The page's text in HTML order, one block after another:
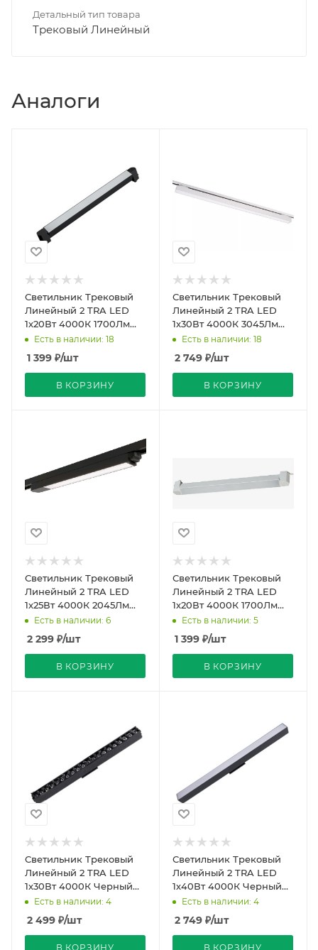
Детальный тип товара
Трековый Линейный
Аналоги
Светильник Трековый
Линейный 2 TRA LED
1х20Вт 4000К 1700Лм
Черный 336мм 104º
Поворотный REDIGLE
(30)
Есть в наличии: 18
1 399 ₽/шт
В КОРЗИНУ
Светильник Трековый
Линейный 2 TRA LED
1х30Вт 4000К 3045Лм
Белый 660мм 104º
Поворотный REDIGLE
(20)
Есть в наличии: 18
2 749 ₽/шт
В КОРЗИНУ
Светильник Трековый
Линейный 2 TRA LED
1х25Вт 4000К 2045Лм
Черный 460мм 104º
Поворотный REDIGLE
(30)
Есть в наличии: 6
2 299 ₽/шт
В КОРЗИНУ
Светильник Трековый
Линейный 2 TRA LED
1х20Вт 4000К 1700Лм
Белый 336мм 104º
Поворотный REDIGLE
(30)
Есть в наличии: 5
1 399 ₽/шт
В КОРЗИНУ
Светильник Трековый
Линейный 2 TRA LED
1х30Вт 4000К Черный
405мм 40º Поворот по
центру REDIGLE (30)
Есть в наличии: 4
2 499 ₽/шт
В КОРЗИНУ
Светильник Трековый
Линейный 2 TRA LED
1х40Вт 4000К Черный
535мм 104º Поворот по
центру REDIGLE (20)
Есть в наличии: 4
2 749 ₽/шт
В КОРЗИНУ